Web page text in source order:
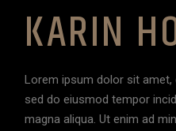
KARIN
Lorem ipsum dolor sit
sed do eiusmod tempor
magna aliqua. Ut enim ad